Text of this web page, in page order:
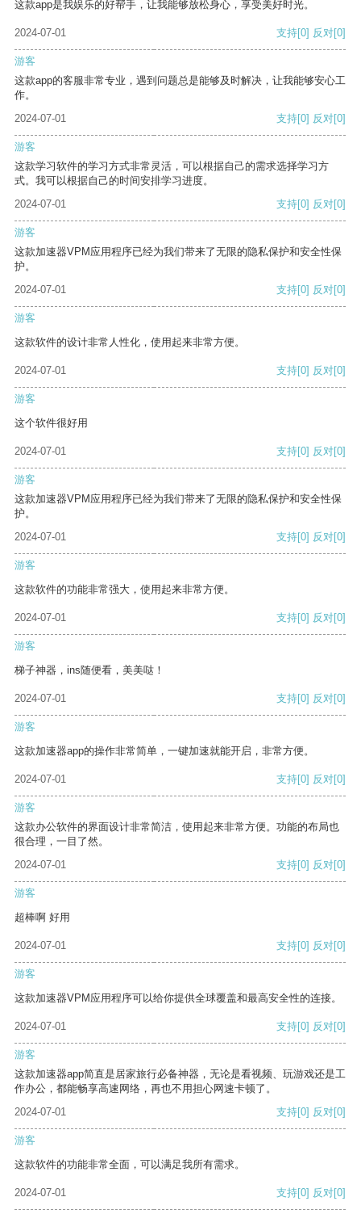
这款app是我娱乐的好帮手，让我能够放松身心，享受美好时光。
2024-07-01 支持[0] 反对[0]
游客
这款app的客服非常专业，遇到问题总是能够及时解决，让我能够安心工
作。
2024-07-01
支持[0] 反对[0]
游客
这款学习软件的学习方式非常灵活，可以根据自己的需求选择学习方
式。我可以根据自己的时间安排学习进度。
2024-07-01
支持[0] 反对[0]
游客
这款加速器VPM应用程序已经为我们带来了无限的隐私保护和安全性保
护。
2024-07-01
支持[0] 反对[0]
游客
这款软件的设计非常人性化，使用起来非常方便。
2024-07-01 支持[0] 反对[0]
游客
这个软件很好用
2024-07-01 支持[0] 反对[0]
游客
这款加速器VPM应用程序已经为我们带来了无限的隐私保护和安全性保
护。
2024-07-01
支持[0] 反对[0]
游客
这款软件的功能非常强大，使用起来非常方便。
2024-07-01 支持[0] 反对[0]
游客
梯子神器，ins随便看，美美哒！
2024-07-01 支持[0] 反对[0]
游客
这款加速器app的操作非常简单，一键加速就能开启，非常方便。
2024-07-01 支持[0] 反对[0]
游客
这款办公软件的界面设计非常简洁，使用起来非常方便。功能的布局也
很合理，一目了然。
2024-07-01
支持[0] 反对[0]
游客
超棒啊 好用
2024-07-01 支持[0] 反对[0]
游客
这款加速器VPM应用程序可以给你提供全球覆盖和最高安全性的连接。
2024-07-01 支持[0] 反对[0]
游客
这款加速器app简直是居家旅行必备神器，无论是看视频、玩游戏还是工
作办公，都能畅享高速网络，再也不用担心网速卡顿了。
2024-07-01
支持[0] 反对[0]
游客
这款软件的功能非常全面，可以满足我所有需求。
2024-07-01 支持[0] 反对[0]